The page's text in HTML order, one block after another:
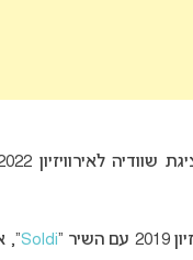
שוודיה לאירוויזיון 2022 עם השיר “
“
Soldi
“,